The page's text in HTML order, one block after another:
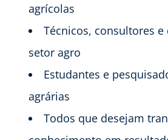
agrícolas
Técnicos, consultores
setor agro
Estudantes e
agrárias
Todos que desejam